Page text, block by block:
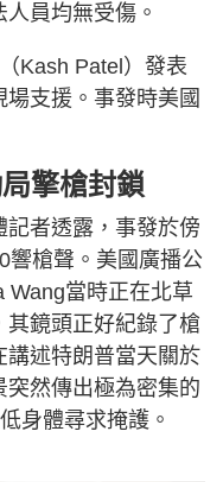
人員均無受傷。
Kash Patel）發表
支援。事發時美國
擎槍封鎖
者透露，事發於傍
響槍聲。美國廣播公
Wang當時正在北草
鏡頭正好紀錄了槍
講述特朗普當天關於
然傳出極為密集的
身體尋求掩護。